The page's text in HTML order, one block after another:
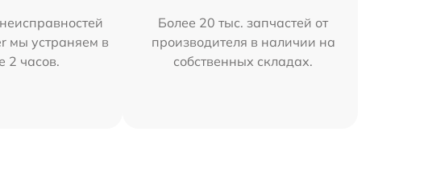
мы устраняем в
2 часов.
Более 20 тыс. запчастей от
производителя в наличии на
собственных складах.